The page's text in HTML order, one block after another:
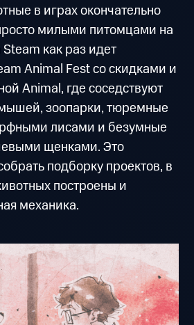
в играх окончательно
милыми питомцами на
как раз идет
Animal Fest со скидками и
Animal, где соседствуют
зоопарки, тюремные
лисами и безумные
щенками. Это
подборку проектов, в
построены и
механика.